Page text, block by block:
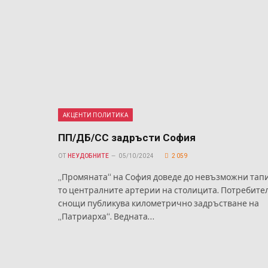
АКЦЕНТИ ПОЛИТИКА
ПП/ДБ/СС задръсти София
ОТ НЕУДОБНИТЕ 05/10/2024 2 059
„Промяната“ на София доведе до невъзможни
то централните артерии на столицита.
снощи публикува километрично задръстване на
„Патриарха“. Ведната…